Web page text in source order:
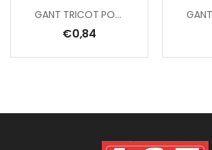
GANT TRICOT POLYESTER/ PAUME PU
€0,84